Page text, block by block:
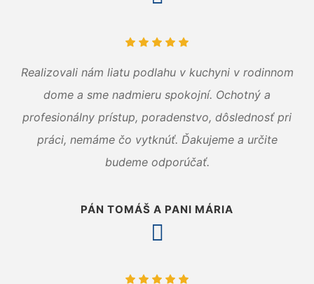
Realizovali nám liatu podlahu v kuchyni v rodinnom
dome a sme nadmieru spokojní. Ochotný a
profesionálny prístup, poradenstvo, dôslednosť pri
práci, nemáme čo vytknúť. Ďakujeme a určite
budeme odporúčať.
PÁN TOMÁŠ A PANI MÁRIA